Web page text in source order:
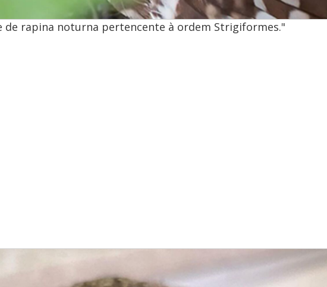
de rapina noturna pertencente à ordem Strigiformes."